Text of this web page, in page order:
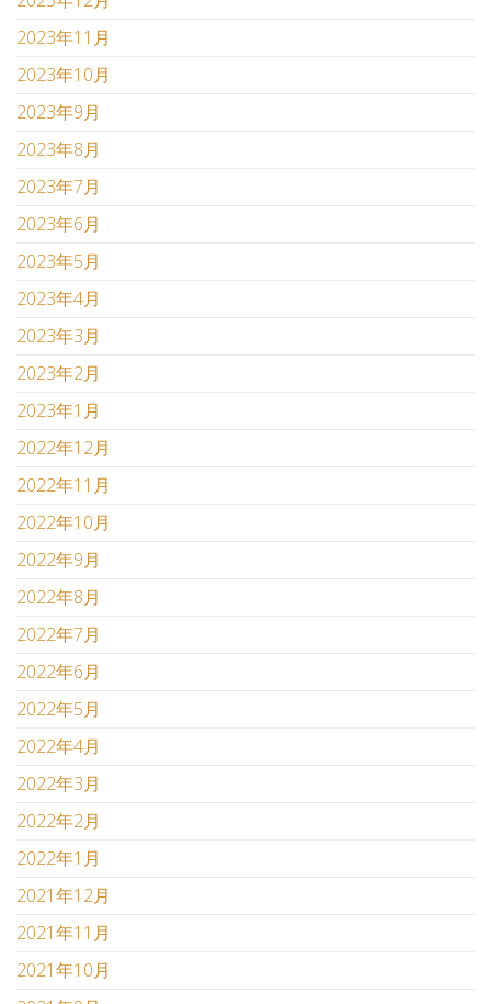
2023年11月
2023年10月
2023年9月
2023年8月
2023年7月
2023年6月
2023年5月
2023年4月
2023年3月
2023年2月
2023年1月
2022年12月
2022年11月
2022年10月
2022年9月
2022年8月
2022年7月
2022年6月
2022年5月
2022年4月
2022年3月
2022年2月
2022年1月
2021年12月
2021年11月
2021年10月